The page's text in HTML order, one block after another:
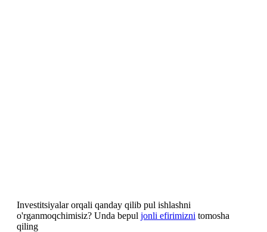
Investitsiyalar orqali qanday qilib pul ishlashni
o'rganmoqchimisiz? Unda bepul jonli efirimizni tomosha
qiling